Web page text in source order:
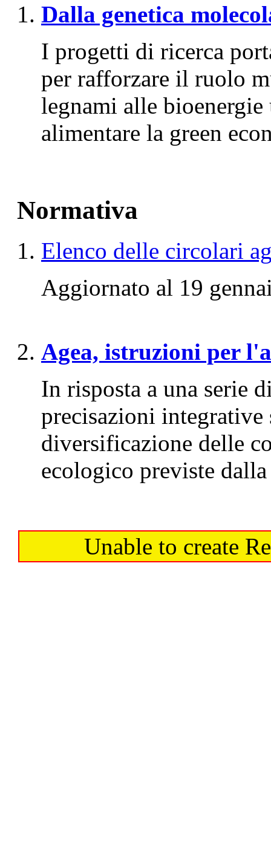
Dalla genetica
I progetti di ricerca
per rafforzare il ruolo
legnami alle
alimentare la green
Normativa
Elenco delle circolari
Aggiornato al 19
Agea, istruzioni per
In risposta a una serie
precisazioni
diversificazione delle
ecologico previste
Unable to create